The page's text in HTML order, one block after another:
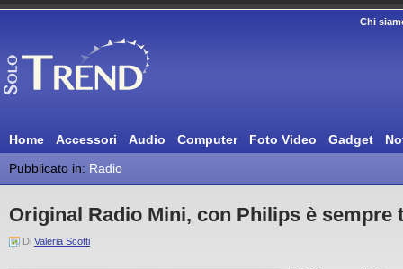
Chi
Home Accessori Audio Computer Foto Video Gadget
Pubblicato in: Radio
Original Radio Mini, con Philips è sempre
Di Valeria Scotti